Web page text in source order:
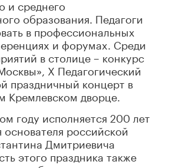
и среднего
образования. Педагоги
в профессиональных
и форумах. Среди
в столице – конкурс
X Педагогический
праздничный концерт в
Кремлевском дворце.
году исполняется 200 лет
российской
Дмитриевича
этого праздника также